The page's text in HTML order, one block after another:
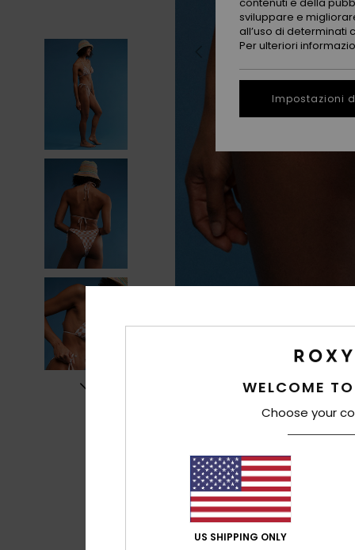
WELCOME
Choose your
US SHIPPING ONLY
sviluppare e
all’uso di
Per ulteriori
Impostazioni